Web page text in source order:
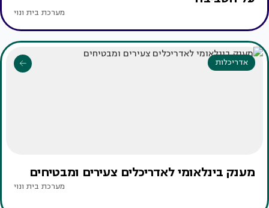
מערכת בית ונוי
אדריכלות
מענק בינלאומי לאדריכלים צעירים ומבטיחים
מערכת בית ונוי